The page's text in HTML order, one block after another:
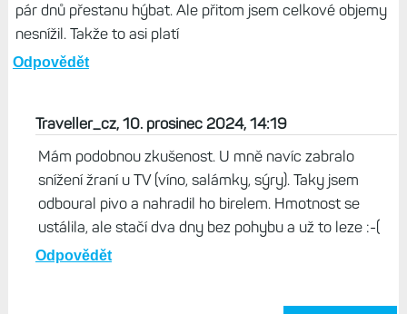
pár dnů přestanu hýbat. Ale přitom jsem celkové objemy
nesnížil. Takže to asi platí
Odpovědět
Traveller_cz, 10. prosinec 2024, 14:19
Mám podobnou zkušenost. U mně navíc zabralo
snížení žraní u TV (víno, salámky, sýry). Taky jsem
odboural pivo a nahradil ho birelem. Hmotnost se
ustálila, ale stačí dva dny bez pohybu a už to leze :-(
Odpovědět